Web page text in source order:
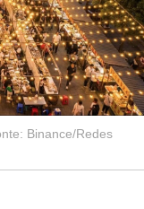
Binance/Redes